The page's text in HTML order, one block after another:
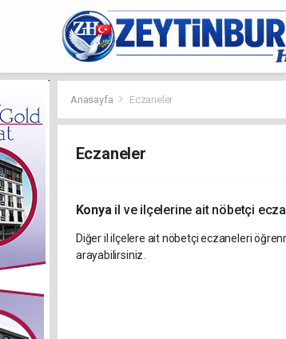
Anasayfa Eczaneler
Eczaneler
Konya il ve ilçelerine ait nöbetçi
Diğer il ilçelere ait nöbetçi eczaneleri
arayabilirsiniz.